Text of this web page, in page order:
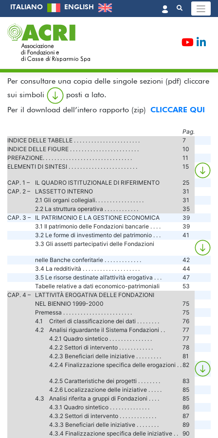
ITALIANO ENGLISH
Home/Pubblicazioni
Per consultare una copia delle singole sezioni (pdf) cliccare
sui simboli
posti a lato.
Per il download dell’intero rapporto (zip) CLICCARE QUI
Pag.
INDICE DELLE TABELLE . . . . . . . . . . . . . . . . . . . . . . .
7
INDICE DELLE FIGURE . . . . . . . . . . . . . . . . . . . . . . . .
10
PREFAZIONE. . . . . . . . . . . . . . . . . . . . . . . . . . . . . . .
11
ELEMENTI DI SINTESI . . . . . . . . . . . . . . . . . . . . . . . .
15
CAP. 1 – IL QUADRO ISTITUZIONALE DI RIFERIMENTO
25
CAP. 2 –
L’ASSETTO INTERNO
31
2.1 Gli organi collegiali. . . . . . . . . . . . . . . . .
31
2.2 La struttura operativa . . . . . . . . . . . .
35
CAP. 3 –
IL PATRIMONIO E LA GESTIONE ECONOMICA
39
3.1 Il patrimonio delle Fondazioni bancarie . . . .
39
3.2 Le forme di investimento del patrimonio . . .
41
3.3 Gli assetti partecipativi delle Fondazioni
nelle Banche conferitarie . . . . . . . . . . . . .
42
3.4 La redditività . . . . . . . . . . . . . . . . . . . .
44
3.5 Le risorse destinate all’attività erogativa . . .
47
Tabelle relative a dati economico-patrimoniali
53
CAP. 4 –
L’ATTIVITÀ EROGATIVA DELLE FONDAZIONI
NEL BIENNIO 1999-2000
75
Premessa . . . . . . . . . . . . . . . . . . . . . . . .
75
4.1
Criteri di classificazione dei dati . . . . . . . .
76
4.2
Analisi riguardante il Sistema Fondazioni . .
77
4.2.1 Quadro sintetico . . . . . . . . . . . . . . .
77
4.2.2 Settori di intervento . . . . . . . . . . . .
78
4.2.3 Beneficiari delle iniziative . . . . . . . . .
81
4.2.4 Finalizzazione specifica delle erogazioni . .82
4.2.5 Caratteristiche dei progetti . . . . . . . .
83
4.2.6 Localizzazione delle iniziative . . . . .
85
4.3
Analisi riferita a gruppi di Fondazioni . . . .
85
4.3.1 Quadro sintetico . . . . . . . . . . . . . .
86
4.3.2 Settori di intervento . . . . . . . . . . . . .
87
4.3.3 Beneficiari delle iniziative . . . . . . . .
89
4.3.4 Finalizzazione specifica delle iniziative . . 90